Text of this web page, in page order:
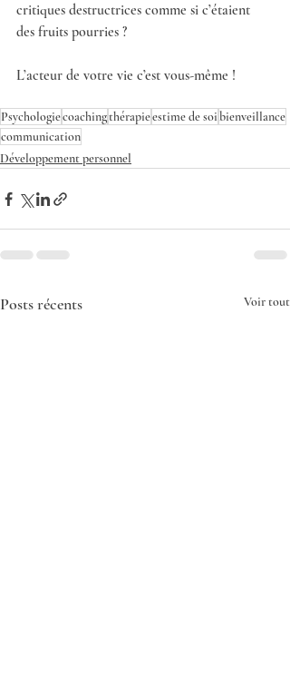
critiques destructrices comme si c’étaient
des fruits pourries ?
L’acteur de votre vie c’est vous-même !
Psychologiecoachingthérapieestime de soibienveillance
communication
Développement personnel
Posts récents Voir tout